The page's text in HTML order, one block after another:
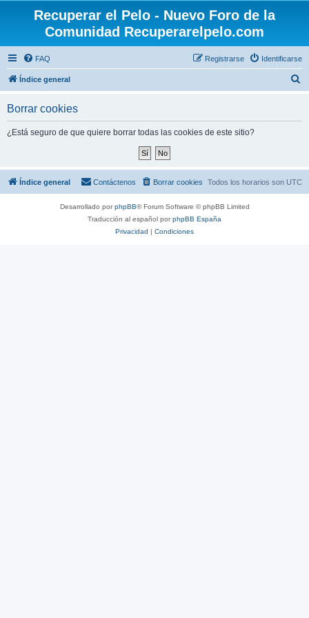
Recuperar el Pelo - Nuevo Foro de la
Comunidad Recuperarelpelo.com
FAQ Identificarse
Registrarse
Índice general
Borrar cookies
¿Está seguro de que quiere borrar todas las cookies de este sitio?
Índice general Todos los horarios son UTC
Borrar cookies
Contáctenos
Desarrollado porphpBB® Forum Software © phpBB Limited
Traducción al español porphpBB España
Privacidad | Condiciones